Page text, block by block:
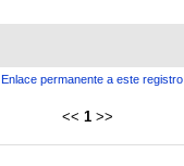
Enlace permanente a este registro
<< 1 >>